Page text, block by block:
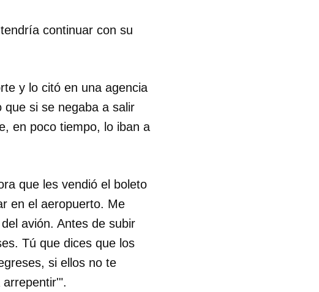
con tu
continuar con su
y lo citó en una agencia
que si se negaba a salir
en poco tiempo, lo iban a
que les vendió el boleto
en el aeropuerto. Me
avión. Antes de subir
Tú que dices que los
si ellos no te